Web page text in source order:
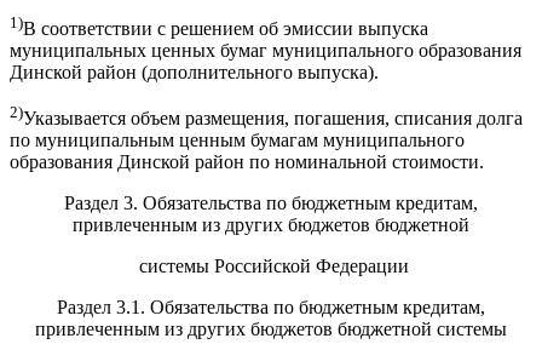
1)В соответствии с решением об эмиссии выпуска
муниципальных ценных бумаг муниципального образования
Динской район (дополнительного выпуска).
2)Указывается объем размещения, погашения, списания долга
по муниципальным ценным бумагам муниципального
образования Динской район по номинальной стоимости.
Раздел 3. Обязательства по бюджетным кредитам,
привлеченным из других бюджетов бюджетной
системы Российской Федерации
Раздел 3.1. Обязательства по бюджетным кредитам,
привлеченным из других бюджетов бюджетной системы